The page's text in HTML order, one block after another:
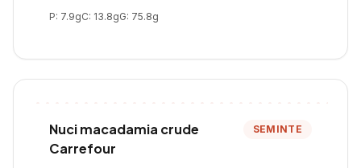
P: 7.9gC: 13.8gG: 75.8g
Nuci macadamia crude
Carrefour
SEMINTE